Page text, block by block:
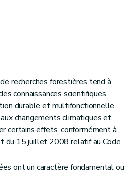
recherches forestières tend à
connaissances scientifiques
durable et multifonctionnelle
changements climatiques et
certains effets, conformément à
du 15 juillet 2008 relatif au Code
ont un caractère fondamental ou